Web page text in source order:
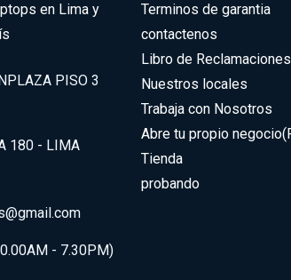
en Lima y
PISO 3
180 - LIMA
- 7.30PM)
Terminos de garantia
contactenos
Libro de Reclamaciones
Nuestros locales
Trabaja con Nosotros
Abre tu propio
Tienda
probando